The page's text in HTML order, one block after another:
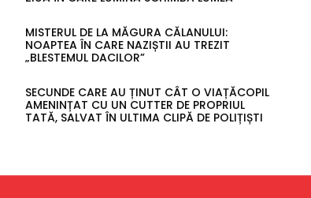
MISTERUL DE LA MĂGURA CĂLANULUI:
NOAPTEA ÎN CARE NAZIȘTII AU TREZIT
„BLESTEMUL DACILOR”
SECUNDE CARE AU ȚINUT CÂT O VIAȚĂCOPIL
AMENINȚAT CU UN CUTTER DE PROPRIUL
TATĂ, SALVAT ÎN ULTIMA CLIPĂ DE POLIȚIȘTI